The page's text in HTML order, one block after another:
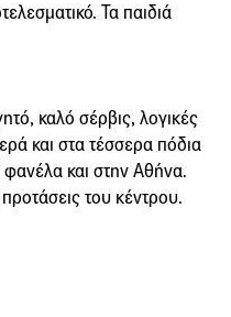
Τα παιδιά
καλό σέρβις, λογικές
και στα τέσσερα πόδια
φανέλα και στην Αθήνα.
προτάσεις του κέντρου.